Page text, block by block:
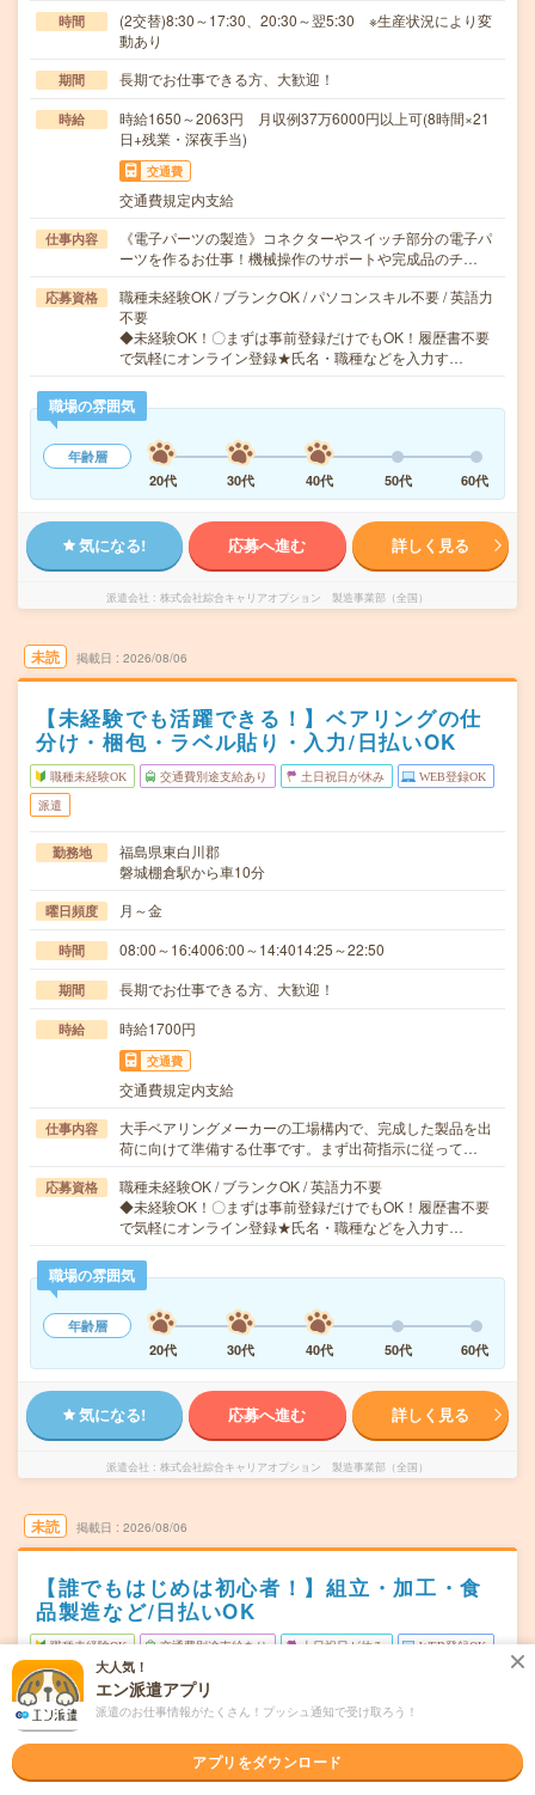
時間
(2交替)8:30～17:30、20:30～翌5:30 ※生産状況により変
動あり
期間 長期でお仕事できる方、大歓迎！
時給
時給1650～2063円 月収例37万6000円以上可(8時間×21
日+残業・深夜手当)
交通費
交通費規定内支給
仕事内容
《電子パーツの製造》コネクターやスイッチ部分の電子パ
ーツを作るお仕事！機械操作のサポートや完成品のチ…
応募資格
職種未経験OK / ブランクOK / パソコンスキル不要 / 英語力
不要
◆未経験OK！〇まずは事前登録だけでもOK！履歴書不要
で気軽にオンライン登録★氏名・職種などを入力す…
職場の雰囲気
年齢層
20代
30代 40代 50代 60代
気になる! 応募へ進む 詳しく見る
派遣会社 株式会社綜合キャリアオプション 製造事業部（全国）
未読 掲載日 2026/08/06
【未経験でも活躍できる！】ベアリングの仕
分け・梱包・ラベル貼り・入力/日払いOK
職種未経験OK 交通費別途支給あり 土日祝日が休み WEB登録OK
派遣
勤務地
福島県東白川郡
磐城棚倉駅から車10分
曜日頻度 月～金
時間 08:00～16:4006:00～14:4014:25～22:50
期間 長期でお仕事できる方、大歓迎！
時給 時給1700円
交通費
交通費規定内支給
仕事内容
大手ベアリングメーカーの工場構内で、完成した製品を出
荷に向けて準備する仕事です。まず出荷指示に従って…
応募資格
職種未経験OK / ブランクOK / 英語力不要
◆未経験OK！〇まずは事前登録だけでもOK！履歴書不要
で気軽にオンライン登録★氏名・職種などを入力す…
職場の雰囲気
年齢層
20代
30代 40代 50代 60代
気になる! 応募へ進む 詳しく見る
派遣会社 株式会社綜合キャリアオプション 製造事業部（全国）
未読 掲載日 2026/08/06
【誰でもはじめは初心者！】組立・加工・食
品製造など/日払いOK
職種未経験OK 交通費別途支給あり 土日祝日が休み WEB登録OK
派遣
勤務地
福島県郡山市
喜久田駅から車7分
曜日頻度 月～金
大人気！
エン派遣アプリ
派遣のお仕事情報がたくさん！プッシュ通知で受け取ろう！
アプリをダウンロード